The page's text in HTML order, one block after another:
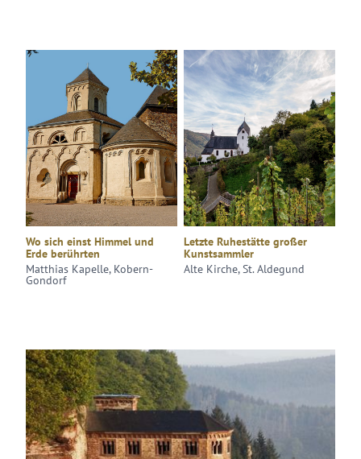
Wo sich einst Himmel und
Erde berührten
Matthias Kapelle, Kobern-
Gondorf
Letzte Ruhestätte großer
Kunstsammler
Alte Kirche, St. Aldegund